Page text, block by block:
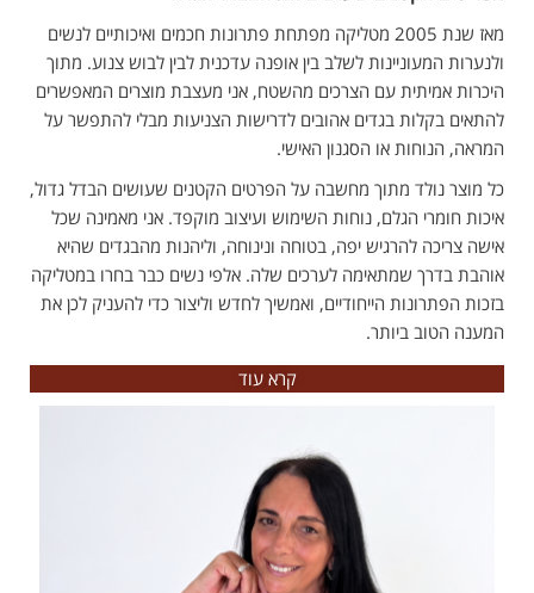
מאז שנת 2005 מטליקה מפתחת פתרונות חכמים ואיכותיים לנשים
ולנערות המעוניינות לשלב בין אופנה עדכנית לבין לבוש צנוע. מתוך
היכרות אמיתית עם הצרכים מהשטח, אני מעצבת מוצרים המאפשרים
להתאים בקלות בגדים אהובים לדרישות הצניעות מבלי להתפשר על
המראה, הנוחות או הסגנון האישי.
כל מוצר נולד מתוך מחשבה על הפרטים הקטנים שעושים הבדל גדול,
איכות חומרי הגלם, נוחות השימוש ועיצוב מוקפד. אני מאמינה שכל
אישה צריכה להרגיש יפה, בטוחה ונינוחה, וליהנות מהבגדים שהיא
אוהבת בדרך שמתאימה לערכים שלה. אלפי נשים כבר בחרו במטליקה
בזכות הפתרונות הייחודיים, ואמשיך לחדש וליצור כדי להעניק לכן את
המענה הטוב ביותר.
קרא עוד